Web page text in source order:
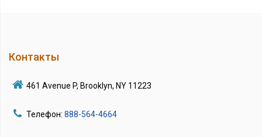
Контакты
461 Avenue P, Brooklyn, NY 11223
Телефон: 888-564-4664